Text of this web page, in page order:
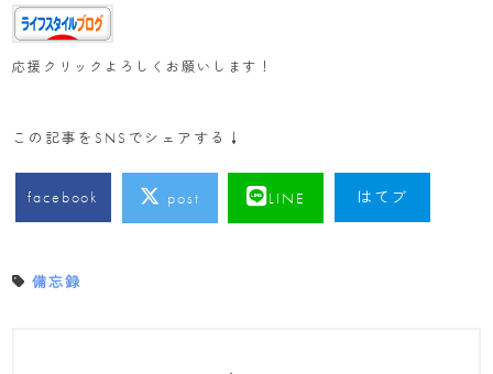
応援クリックよろしくお願いします！
この記事をSNSでシェアする↓
facebook post LINE はてブ
備忘録